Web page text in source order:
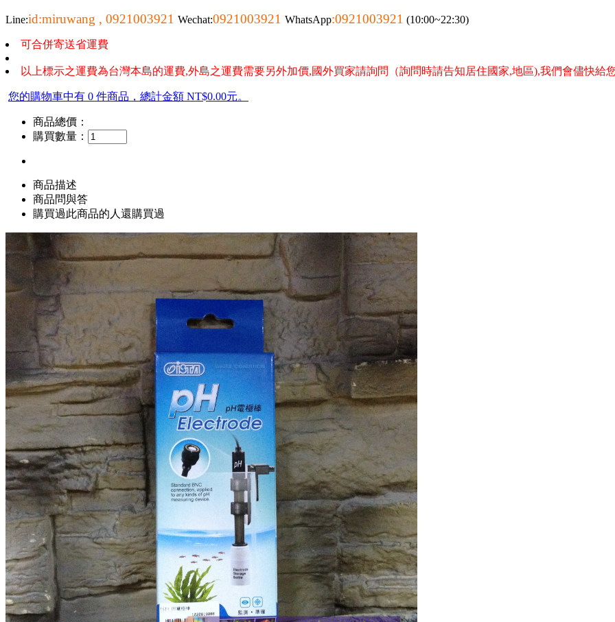
Line:id:miruwang , 0921003921 Wechat:0921003921 WhatsApp:0921003921 (10:00~22:30)
可合併寄送省運費
以上標示之運費為台灣本島的運費,外島之運費需要另外加價,國外買家請詢問（詢問時請告知居住國家,地區),我們會儘快給
您的購物車中有 0 件商品，總計金額 NT$0.00元。
商品總價：
購買數量：
商品描述
商品問與答
購買過此商品的人還購買過